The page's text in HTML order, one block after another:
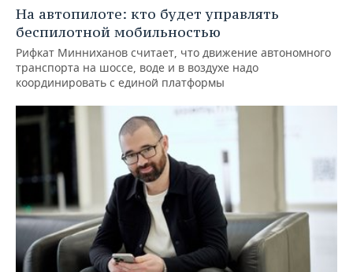
На автопилоте: кто будет управлять
беспилотной мобильностью
Рифкат Минниханов считает, что движение автономного
транспорта на шоссе, воде и в воздухе надо
координировать с единой платформы